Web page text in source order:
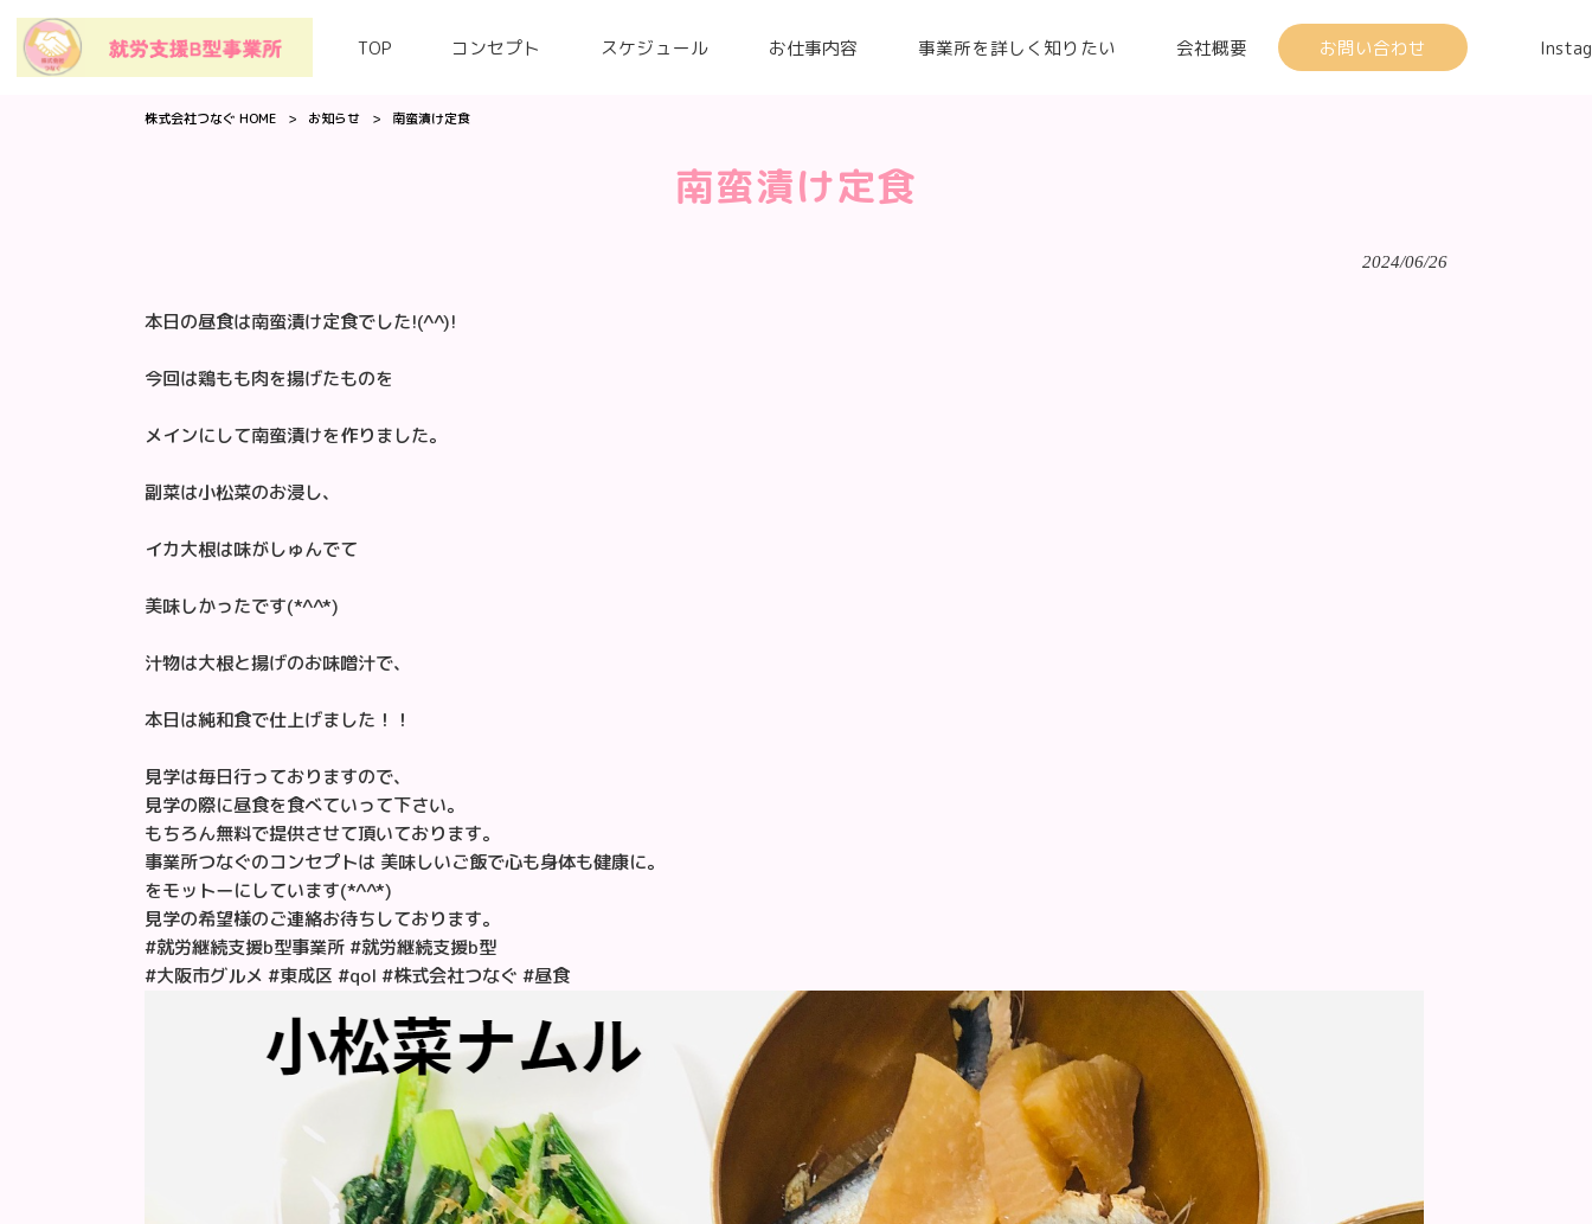
TOP コンセプト スケジュール お仕事内容 事業所を詳しく知りたい 会社概要 お問い合わせ
株式会社つなぐ HOME > お知らせ > 南蛮漬け定食
南蛮漬け定食
2024/06/26
本日の昼食は南蛮漬け定食でした!(^^)!
今回は鶏もも肉を揚げたものを
メインにして南蛮漬けを作りました。
副菜は小松菜のお浸し、
イカ大根は味がしゅんでて
美味しかったです(*^^*)
汁物は大根と揚げのお味噌汁で、
本日は純和食で仕上げました！！
見学は毎日行っておりますので、
見学の際に昼食を食べていって下さい。
もちろん無料で提供させて頂いております。
事業所つなぐのコンセプトは 美味しいご飯で心も身体も健康に。
をモットーにしています(*^^*)
見学の希望様のご連絡お待ちしております。
#就労継続支援b型事業所 #就労継続支援b型
#大阪市グルメ #東成区 #qol #株式会社つなぐ #昼食